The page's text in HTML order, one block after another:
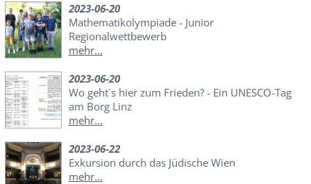
2023-06-20
Mathematikolympiade - Junior
Regionalwettbewerb
mehr...
2023-06-20
Wo geht´s hier zum Frieden? - Ein UNESCO-Tag
am Borg Linz
mehr...
2023-06-22
Exkursion durch das Jüdische Wien
mehr...